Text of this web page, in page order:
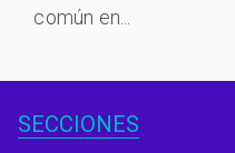
común en...
SECCIONES